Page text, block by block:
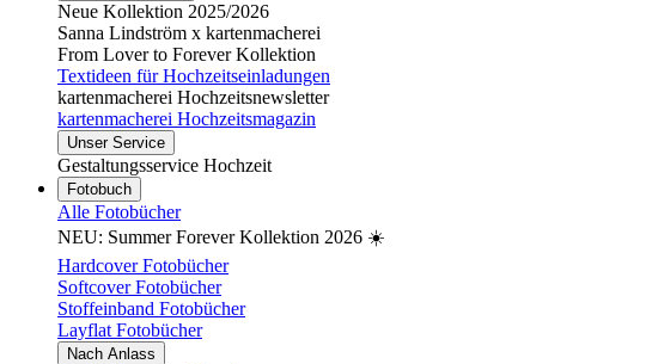
Neue Kollektion 2025/2026
Sanna Lindström x kartenmacherei
From Lover to Forever Kollektion
Textideen für Hochzeitseinladungen
kartenmacherei Hochzeitsnewsletter
kartenmacherei Hochzeitsmagazin
Unser Service
Gestaltungsservice Hochzeit
Fotobuch
Alle Fotobücher
NEU: Summer Forever Kollektion 2026 ☀️
Hardcover Fotobücher
Softcover Fotobücher
Stoffeinband Fotobücher
Layflat Fotobücher
Nach Anlass